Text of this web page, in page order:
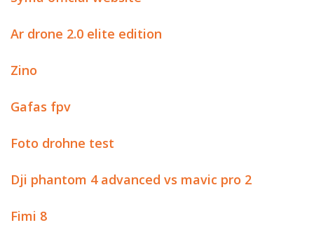
Ar drone 2.0 elite edition
Zino
Gafas fpv
Foto drohne test
Dji phantom 4 advanced vs mavic pro 2
Fimi 8